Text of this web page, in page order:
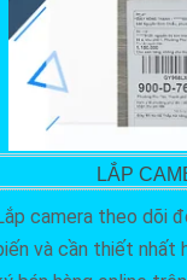
LẮP
camera theo dõi
và cần thiết nhất